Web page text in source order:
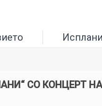
СО КОНЦЕРТ